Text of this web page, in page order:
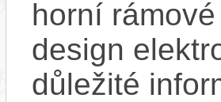
horní
design
důležité